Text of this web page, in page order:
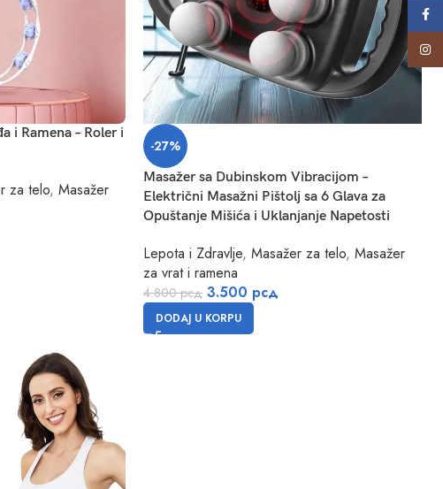
i Ramena – Roler i
za telo, Masažer
-27%
Masažer sa Dubinskom Vibracijom –
Električni Masažni Pištolj sa 6 Glava za
Opuštanje Mišića i Uklanjanje Napetosti
Lepota i Zdravlje, Masažer za telo, Masažer
za vrat i ramena
4.800рсд 3.500 рсд
DODAJ U KORPU